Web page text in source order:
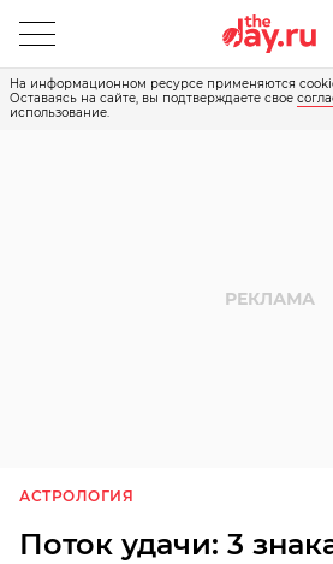
На информационном ресурсе применяются
Оставаясь на сайте, вы подтверждаете свое
использование.
АСТРОЛОГИЯ
Поток удачи: 3